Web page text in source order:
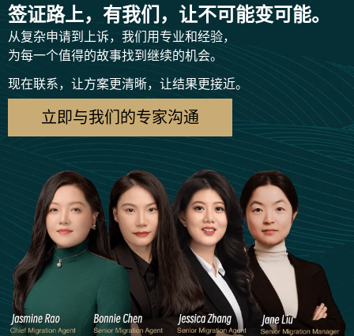
签证路上，有我们，让不可能变可能。
从复杂申请到上诉，我们用专业和经验，
为每一个值得的故事找到继续的机会。
现在联系，让方案更清晰，让结果更接近。
立即与我们的专家沟通